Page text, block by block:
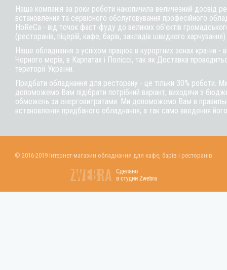
Наша компанія за роки роботи накопичила величезний досвід
встановлення та сервісного обслуговування професійного
HoReCa - від точок фаст-фуду до великих об'єктів
(ресторанів, піцерій, кафе, барів, закладів швидкого харчування)
Наше обладнання з успіхом працює в курортних зонах країни -
Чорного морів, в Карпатах і Поліссі, так як Доставка
території України.
Придбати обладнання для ресторану - це тільки 30% роботи.
допоможемо Вам підібрати потрібний варіант, виходячи з
обмежень за енерговитратами. Ми допоможемо Вам в
встановлення придбаного обладнання, а так само введення
© 2016-2019 Інтернет-магазин обладнання для кафе, барів і ресторанів